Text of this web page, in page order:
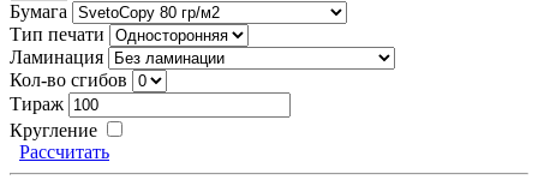
Бумага
Тип печати
Ламинация
Кол-во сгибов
Тираж
Кругление
Рассчитать